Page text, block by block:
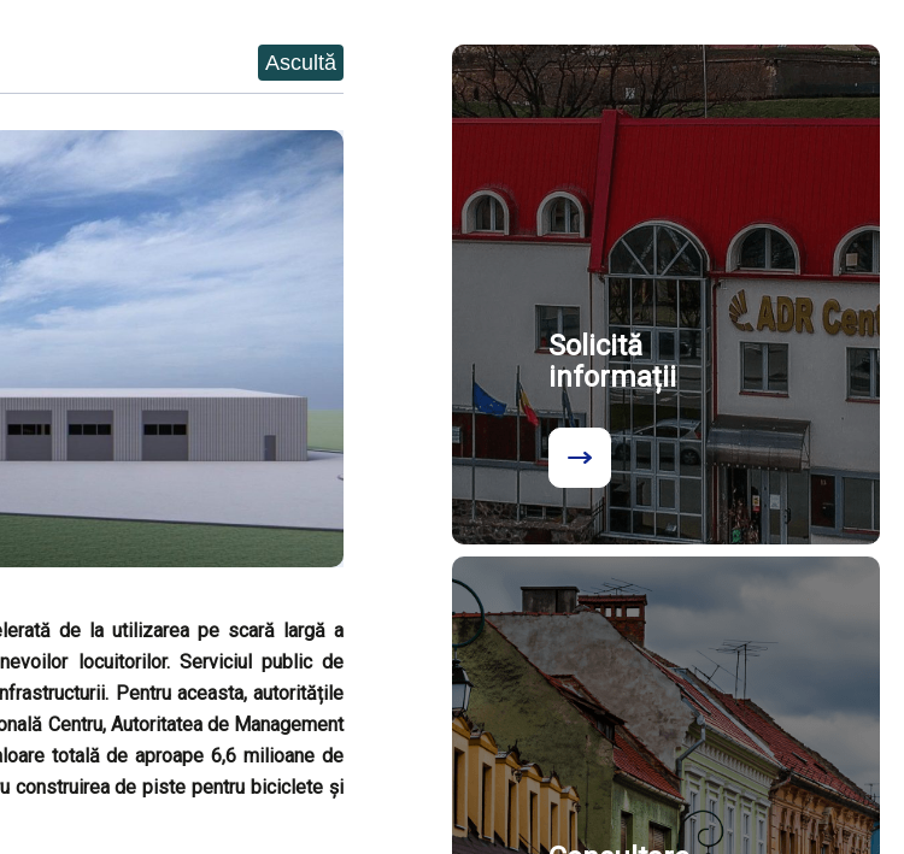
de la utilizarea pe scară largă a
locuitorilor. Serviciul public de
Pentru aceasta, autoritățile
Centru, Autoritatea de Management
totală de aproape 6,6 milioane de
construirea de piste pentru biciclete și
Solicită
informații